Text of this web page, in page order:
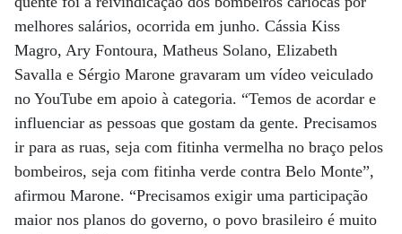
melhores salários, ocorrida em junho. Cássia Kiss
Magro, Ary Fontoura, Matheus Solano, Elizabeth
Savalla e Sérgio Marone gravaram um vídeo veiculado
no YouTube em apoio à categoria. “Temos de acordar e
influenciar as pessoas que gostam da gente. Precisamos
ir para as ruas, seja com fitinha vermelha no braço pelos
bombeiros, seja com fitinha verde contra Belo Monte”,
afirmou Marone. “Precisamos exigir uma participação
maior nos planos do governo, o povo brasileiro é muito